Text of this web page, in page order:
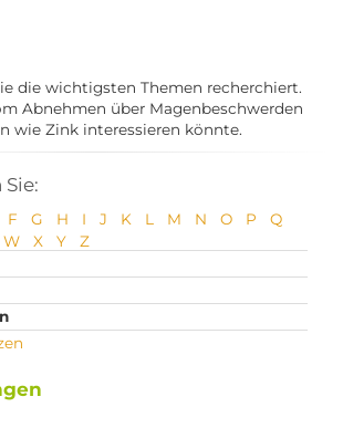
die wichtigsten Themen recherchiert.
Abnehmen über Magenbeschwerden
wie Zink interessieren könnte.
F G H I J K L M N O P
Q
W X Y
Z